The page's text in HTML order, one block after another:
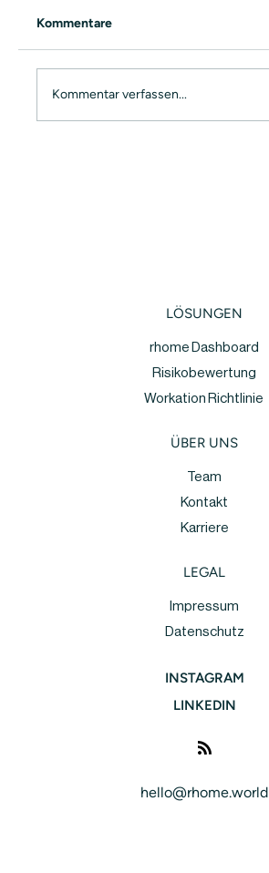
Kommentare
Kommentar verfassen...
hello@rhome.world
LÖSUNGEN
rhome Dashboard
Risikobewertung
Workation Richtlinie
LEGAL
Impressum
Datenschutz
ÜBER UNS
Team
Karriere
Kontakt
INSTAGRAM
LINKEDIN